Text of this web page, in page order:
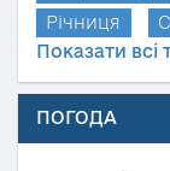
Річниця
Показати всі
ПОГОДА